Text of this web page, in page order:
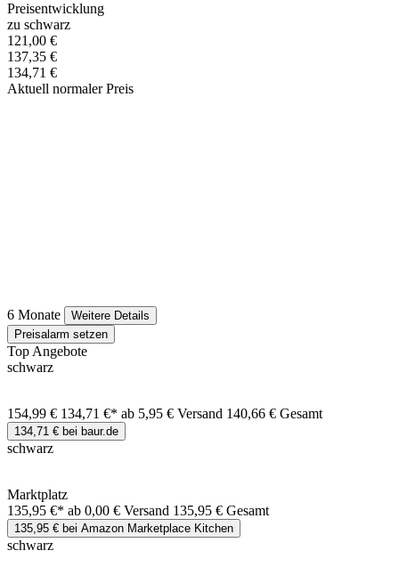
Preisentwicklung
zu schwarz
121,00 €
137,35 €
134,71 €
Aktuell normaler Preis
6 Monate
Weitere Details
Preisalarm setzen
Top Angebote
schwarz
154,99 € 134,71 €* ab 5,95 € Versand 140,66 € Gesamt
134,71 € bei baur.de
schwarz
Marktplatz
135,95 €* ab 0,00 € Versand 135,95 € Gesamt
135,95 € bei Amazon Marketplace Kitchen
schwarz